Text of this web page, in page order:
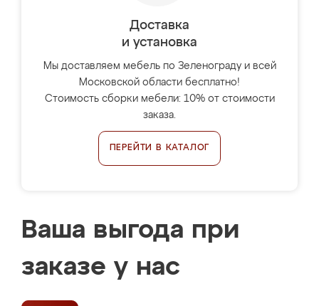
Доставка
и установка
Мы доставляем мебель по Зеленограду и всей
Московской области бесплатно!
Стоимость сборки мебели: 10% от стоимости
заказа.
ПЕРЕЙТИ В КАТАЛОГ
Ваша выгода при
заказе у нас